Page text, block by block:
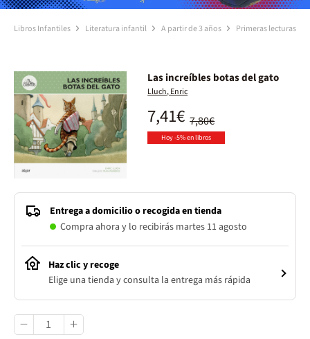
Libros Infantiles Literatura infantil A partir de 3 años Primeras lecturas
Las increíbles botas del gato
Lluch, Enric
7,80€
7,41€
Hoy -5% en libros
Entrega a domicilio o recogida en tienda
Compra ahora y lo recibirás martes 11 agosto
Haz clic y recoge
Elige una tienda y consulta la entrega más rápida